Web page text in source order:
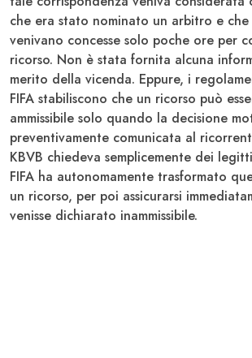
che era stato nominato un arbitro e che
venivano concesse solo poche ore per
ricorso. Non è stata fornita alcuna
merito della vicenda. Eppure, i
FIFA stabiliscono che un ricorso può
ammissibile solo quando la decisione
preventivamente comunicata al
KBVB chiedeva semplicemente dei
FIFA ha autonomamente trasformato
un ricorso, per poi assicurarsi
venisse dichiarato inammissibile.